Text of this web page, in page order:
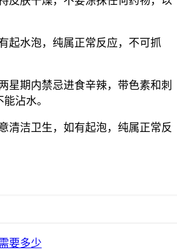
起水泡，纯属正常反应，不可抓
星期内禁忌进食辛辣，带色素和刺
沾水。
清洁卫生，如有起泡，纯属正常反
要多少